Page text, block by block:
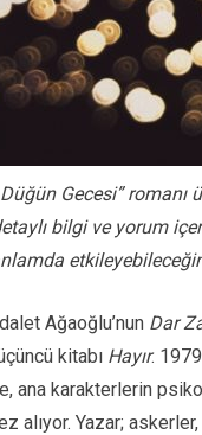
Düğün Gecesi”
bilgi ve yorum
Ağaoğlu’nun Dar
kitabı Hayır.
ana karakterlerin
alıyor. Yazar;